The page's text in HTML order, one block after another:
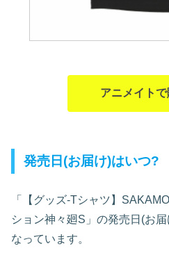
アニメイト
発売日(お届け)はいつ?
「【グッズ-Tシャツ】
ション神々廻S」の発売日(お届
なっています。